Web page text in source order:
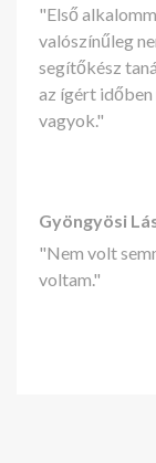
"Első
valószínűleg
segítőkész
az ígért
vagyok."
Gyöngyösi
"Nem volt
voltam."